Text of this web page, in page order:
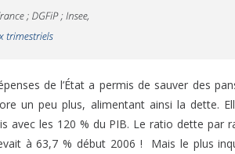
de l’État a permis de sauver des
un peu plus, alimentant ainsi la dette.
avec les 120 % du PIB. Le ratio dette par
à 63,7 % début 2006 ! Mais le plus